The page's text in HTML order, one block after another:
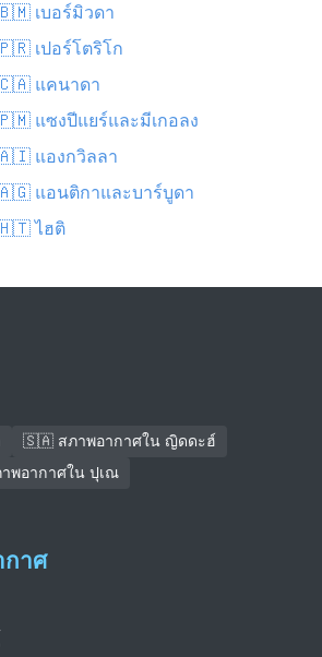
เบอร์มิวดา
เปอร์โตริโก
แคนาดา
แซงปีแยร์และมีเกอลง
แองกวิลลา
แอนติกาและบาร์บูดา
ไฮติ
🇸🇦 สภาพอากาศใน ญิดดะฮ์
อากาศใน ปุเณ
กาศ